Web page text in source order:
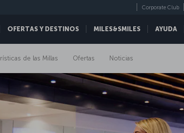
OFERTAS Y DESTINOS MILES&SMILES AYUDA
Corporate Club
de las Millas Ofertas Noticias